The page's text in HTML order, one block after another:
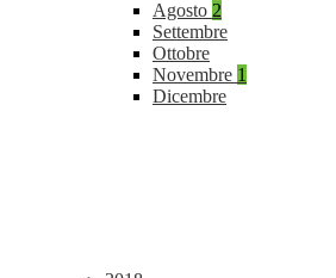
Agosto 2
Settembre
Ottobre
Novembre 1
Dicembre